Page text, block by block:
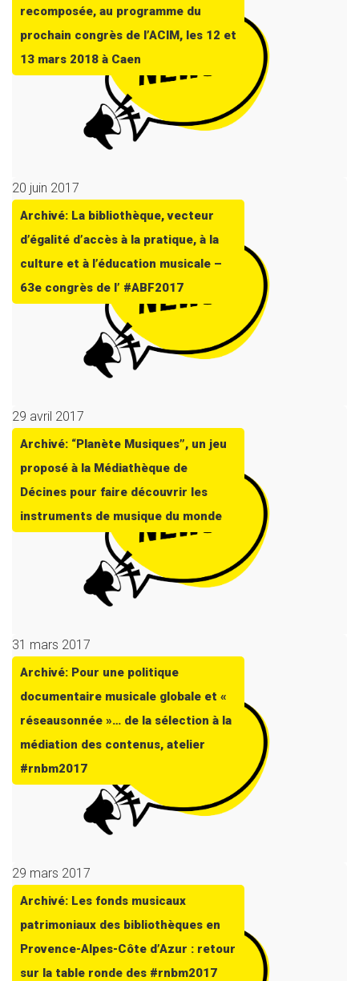
recomposée, au programme du
prochain congrès de l’ACIM, les 12 et
13 mars 2018 à Caen
20 juin 2017
Archivé: La bibliothèque, vecteur
d’égalité d’accès à la pratique, à la
culture et à l’éducation musicale –
63e congrès de l’ #ABF2017
29 avril 2017
Archivé: “Planète Musiques”, un jeu
proposé à la Médiathèque de
Décines pour faire découvrir les
instruments de musique du monde
31 mars 2017
Archivé: Pour une politique
documentaire musicale globale et «
réseausonnée »… de la sélection à la
médiation des contenus, atelier
#rnbm2017
29 mars 2017
Archivé: Les fonds musicaux
patrimoniaux des bibliothèques en
Provence-Alpes-Côte d’Azur : retour
sur la table ronde des #rnbm2017